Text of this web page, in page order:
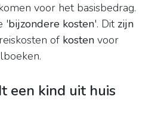
voor het basisbedrag.
'bijzondere kosten'. Dit zijn
of kosten voor
een kind uit huis